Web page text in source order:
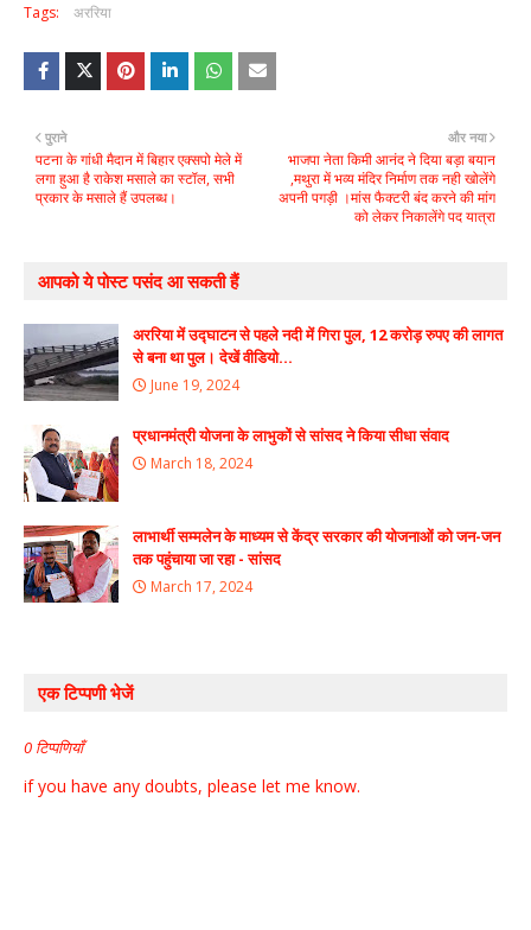
Tags: अररिया
और नया
भाजपा नेता किमी आनंद ने दिया बड़ा बयान
,मथुरा में भव्य मंदिर निर्माण तक नही खोलेंगे
अपनी पगड़ी ।मांस फैक्टरी बंद करने की मांग
को लेकर निकालेंगे पद यात्रा
पुराने
पटना के गांधी मैदान में बिहार एक्सपो मेले में
लगा हुआ है राकेश मसाले का स्टॉल, सभी
प्रकार के मसाले हैं उपलब्ध।
आपको ये पोस्ट पसंद आ सकती हैं
अररिया में उद्घाटन से पहले नदी में गिरा पुल, 12 करोड़ रुपए की लागत
से बना था पुल। देखें वीडियो...
June 19, 2024
प्रधानमंत्री योजना के लाभुकों से सांसद ने किया सीधा संवाद
March 18, 2024
लाभार्थी सम्मलेन के माध्यम से केंद्र सरकार की योजनाओं को जन-जन
तक पहुंचाया जा रहा - सांसद
March 17, 2024
एक टिप्पणी भेजें
0 टिप्पणियाँ
if you have any doubts, please let me know.